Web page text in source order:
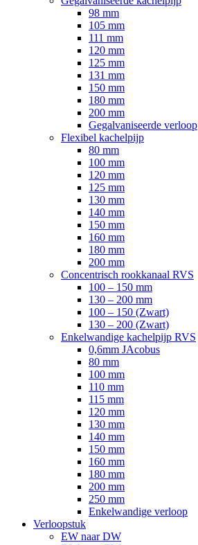
98 mm
105 mm
111 mm
120 mm
125 mm
131 mm
150 mm
180 mm
200 mm
Gegalvaniseerde verloop
Flexibel kachelpijp
80 mm
100 mm
120 mm
125 mm
130 mm
140 mm
150 mm
160 mm
180 mm
200 mm
Concentrisch rookkanaal RVS
100 – 150 mm
130 – 200 mm
100 – 150 (Zwart)
130 – 200 (Zwart)
Enkelwandige kachelpijp RVS
0,6mm JAcobus
80 mm
100 mm
110 mm
115 mm
120 mm
130 mm
140 mm
150 mm
160 mm
180 mm
200 mm
250 mm
Enkelwandige verloop
Verloopstuk
EW naar DW